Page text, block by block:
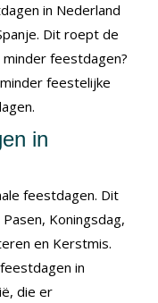
in Nederland
Dit roept de
feestdagen?
feestelijke
in
feestdagen. Dit
Koningsdag,
en Kerstmis.
in
die er